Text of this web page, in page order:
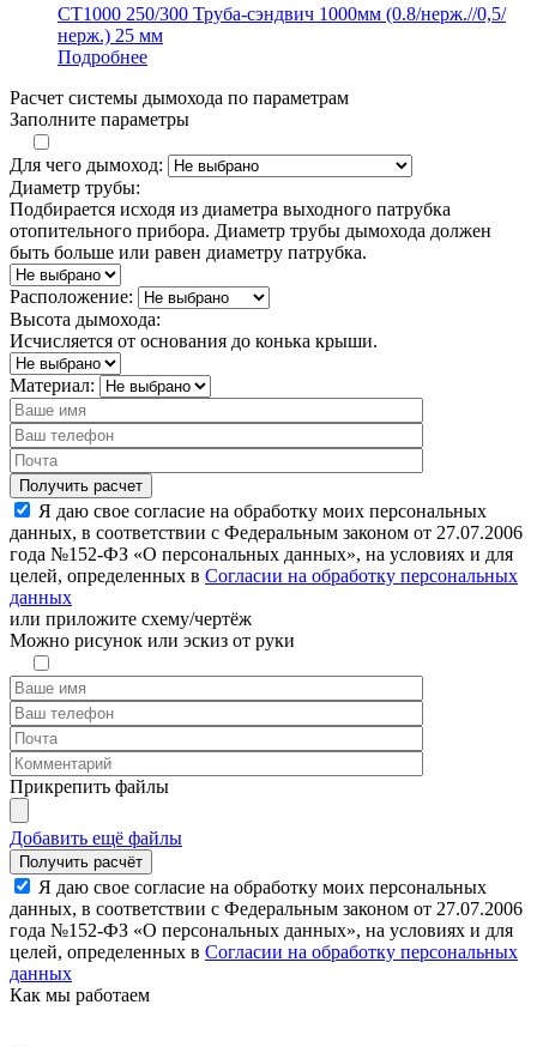
СТ1000 250/300 Труба-сэндвич 1000мм (0.8/нерж.//0,5/
нерж.) 25 мм
Подробнее
Расчет системы дымохода по параметрам
Заполните параметры
Для чего дымоход:
Диаметр трубы:
Подбирается исходя из диаметра выходного патрубка
отопительного прибора. Диаметр трубы дымохода должен
быть больше или равен диаметру патрубка.
Расположение:
Высота дымохода:
Исчисляется от основания до конька крыши.
Материал:
Я даю свое согласие на обработку моих персональных
данных, в соответствии с Федеральным законом от 27.07.2006
года №152-ФЗ «О персональных данных», на условиях и для
целей, определенных в Согласии на обработку персональных
данных
или приложите схему/чертёж
Можно рисунок или эскиз от руки
Прикрепить файлы
Добавить ещё файлы
Я даю свое согласие на обработку моих персональных
данных, в соответствии с Федеральным законом от 27.07.2006
года №152-ФЗ «О персональных данных», на условиях и для
целей, определенных в Согласии на обработку персональных
данных
Как мы работаем